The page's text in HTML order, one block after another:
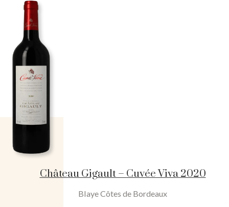
Gigault
2021
Château Gigault – Cuvée Viva 2020
Blaye Côtes de Bordeaux